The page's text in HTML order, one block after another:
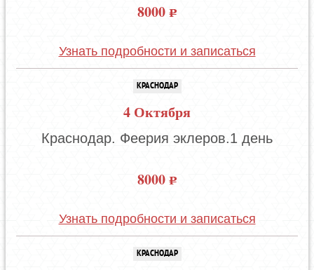
8000
Узнать подробности и записаться
КРАСНОДАР
4 Октября
Краснодар. Феерия эклеров.1 день
8000
Узнать подробности и записаться
КРАСНОДАР